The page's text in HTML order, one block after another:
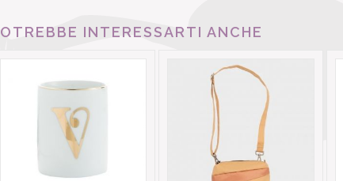
INTERESSARTI ANCHE